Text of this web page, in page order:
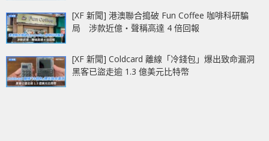
[XF 新聞] 港澳聯合搗破 Fun Coffee 咖啡科研騙
局 涉款近億‧聲稱高達 4 倍回報
[XF 新聞] Coldcard 離線「冷錢包」爆出致命漏洞
黑客已盜走逾 1.3 億美元比特幣